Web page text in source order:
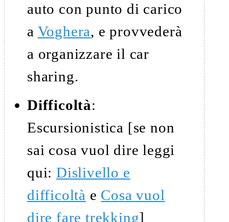
auto con punto di carico
a Voghera, e provvederà
a organizzare il car
sharing.
Difficoltà:
Escursionistica [se non
sai cosa vuol dire leggi
qui: Dislivello e
difficoltà e Cosa vuol
dire fare trekking]